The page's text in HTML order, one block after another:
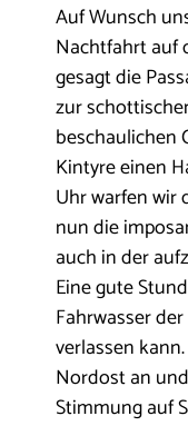
Auf Wunsch
Nachtfahrt auf
gesagt die
zur
beschaulichen
Kintyre einen
Uhr warfen wir
nun die
auch in der
Eine gute
Fahrwasser
verlassen
Nordost an
Stimmung auf